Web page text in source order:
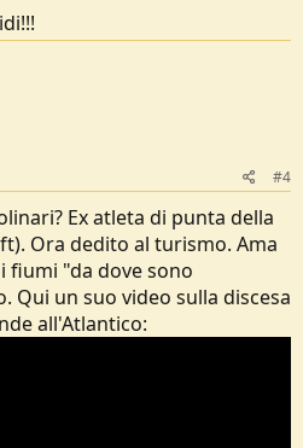
#4
Ex atleta di punta della
Ora dedito al turismo. Ama
fiumi "da dove sono
Qui un suo video sulla discesa
all'Atlantico: